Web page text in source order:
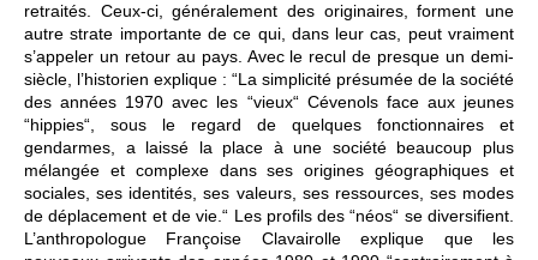
retraités. Ceux-ci, généralement des originaires, forment une
autre strate importante de ce qui, dans leur cas, peut vraiment
s’appeler un retour au pays. Avec le recul de presque un demi-
siècle, l’historien explique : “La simplicité présumée de la société
des années 1970 avec les “vieux“ Cévenols face aux jeunes
“hippies“, sous le regard de quelques fonctionnaires et
gendarmes, a laissé la place à une société beaucoup plus
mélangée et complexe dans ses origines géographiques et
sociales, ses identités, ses valeurs, ses ressources, ses modes
de déplacement et de vie.“ Les profils des “néos“ se diversifient.
L’anthropologue Françoise Clavairolle explique que les